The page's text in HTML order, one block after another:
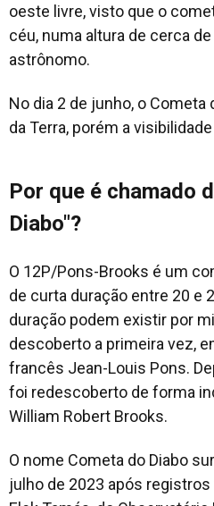
oeste livre, visto que o
céu, numa altura de cerca
astrônomo.
No dia 2 de junho, o
da Terra, porém a
Por que é chamado
Diabo"?
O 12P/Pons-Brooks é um
de curta duração entre 20 e
duração podem existir por
descoberto a primeira vez,
francês Jean-Louis Pons.
foi redescoberto de forma
William Robert Brooks.
O nome Cometa do Diabo
julho de 2023 após